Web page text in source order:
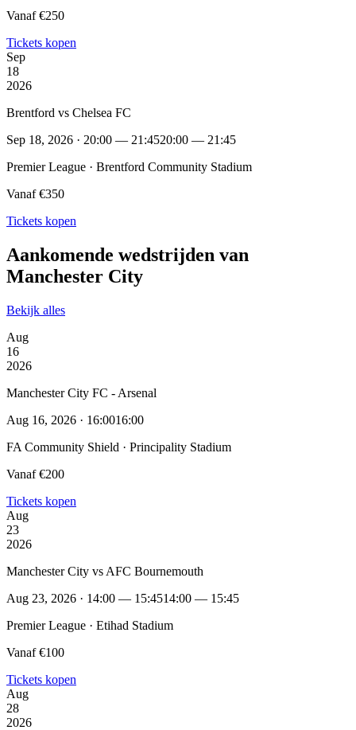
Vanaf €250
Tickets kopen
Sep
18
2026
Brentford vs Chelsea FC
Sep 18, 2026 · 20:00 — 21:4520:00 — 21:45
Premier League · Brentford Community Stadium
Vanaf €350
Tickets kopen
Aankomende wedstrijden van
Manchester City
Bekijk alles
Aug
16
2026
Manchester City FC - Arsenal
Aug 16, 2026 · 16:0016:00
FA Community Shield · Principality Stadium
Vanaf €200
Tickets kopen
Aug
23
2026
Manchester City vs AFC Bournemouth
Aug 23, 2026 · 14:00 — 15:4514:00 — 15:45
Premier League · Etihad Stadium
Vanaf €100
Tickets kopen
Aug
28
2026